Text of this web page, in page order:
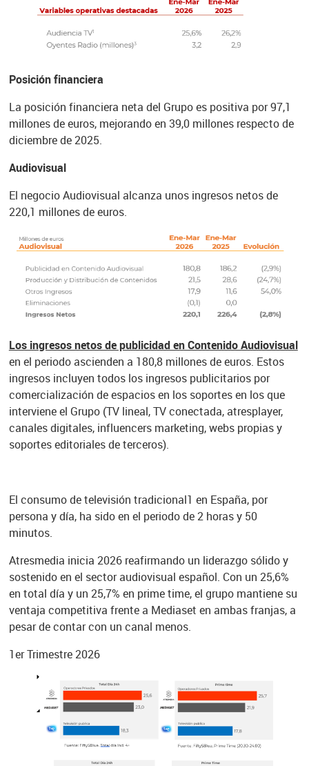
Posición financiera
La posición financiera neta del Grupo es positiva por 97,1
millones de euros, mejorando en 39,0 millones respecto de
diciembre de 2025.
Audiovisual
El negocio Audiovisual alcanza unos ingresos netos de
220,1 millones de euros.
Los ingresos netos de publicidad en Contenido Audiovisual
en el periodo ascienden a 180,8 millones de euros. Estos
ingresos incluyen todos los ingresos publicitarios por
comercialización de espacios en los soportes en los que
interviene el Grupo (TV lineal, TV conectada, atresplayer,
canales digitales, influencers marketing, webs propias y
soportes editoriales de terceros).
El consumo de televisión tradicional1 en España, por
persona y día, ha sido en el periodo de 2 horas y 50
minutos.
Atresmedia inicia 2026 reafirmando un liderazgo sólido y
sostenido en el sector audiovisual español. Con un 25,6%
en total día y un 25,7% en prime time, el grupo mantiene su
ventaja competitiva frente a Mediaset en ambas franjas, a
pesar de contar con un canal menos.
1er Trimestre 2026